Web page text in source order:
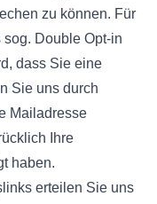
zu können. Für
Double Opt-in
dass Sie eine
Sie uns durch
Mailadresse
Ihre
haben.
erteilen Sie uns